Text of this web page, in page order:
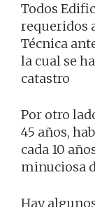
Todos
requeridos
Técnica
la cual se
catastro
Por otro
45 años,
cada 10
minuciosa
Hay